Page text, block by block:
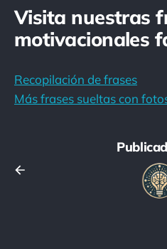
Visita nuestras
motivacionales
Recopilación de frases
Más frases sueltas con